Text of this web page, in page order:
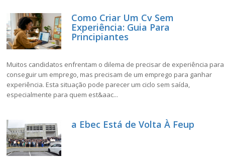
Como Criar Um Cv Sem
Experiência: Guia Para
Principiantes
Muitos candidatos enfrentam o dilema de precisar de experiência para
conseguir um emprego, mas precisam de um emprego para ganhar
experiência. Esta situação pode parecer um ciclo sem saída,
especialmente para quem est&aac...
a Ebec Está de Volta À Feup